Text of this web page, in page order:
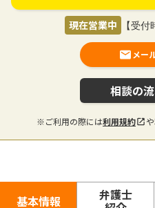
現在営業中 【受
メー
相談の
※ご利用の際には利用規約
基本情報 弁護士